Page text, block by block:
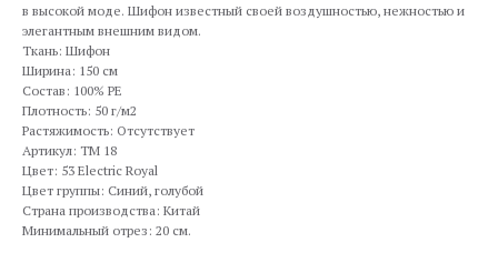
в высокой моде. Шифон известный своей воздушностью, нежностью и
элегантным внешним видом.
Ткань: Шифон
Ширина: 150 см
Состав: 100% PE
Плотность: 50 г/м2
Растяжимость: Отсутствует
Артикул: TM 18
Цвет: 53 Electric Royal
Цвет группы: Синий, голубой
Страна производства: Китай
Минимальный отрез: 20 см.